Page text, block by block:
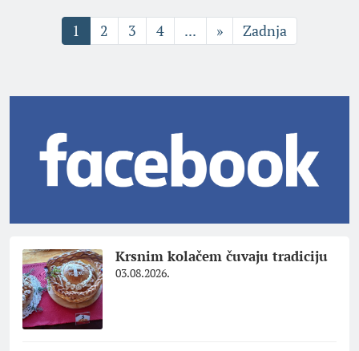
1 2 3 4 ... » Zadnja
Krsnim kolačem čuvaju tradiciju
03.08.2026.